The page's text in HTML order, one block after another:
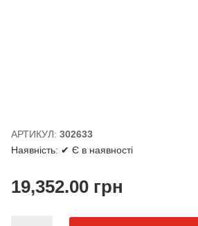
АРТИКУЛ: 302633
Наявність: ✔ Є в наявності
19,352.00грн